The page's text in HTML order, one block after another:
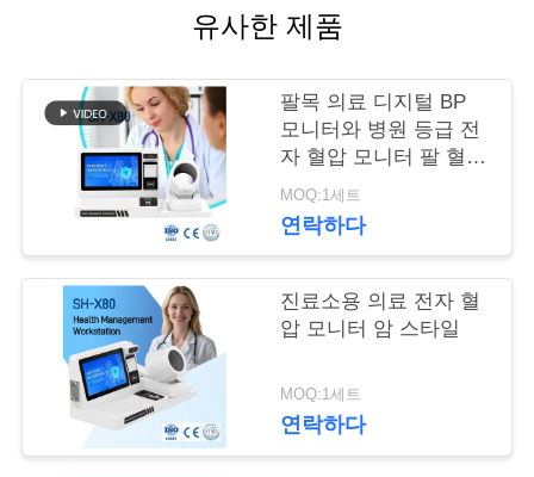
관
희
유사한 제품
팔목 의료 디지털 BP
모니터와 병원 등급 전
자 혈압 모니터 팔 혈압
측정기
MOQ:1세트
연락하다
진료소용 의료 전자 혈
압 모니터 암 스타일
MOQ:1세트
연락하다